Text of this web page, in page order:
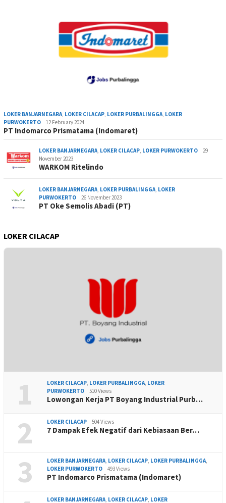
LOKER BANJARNEGARA, LOKER CILACAP, LOKER PURBALINGGA, LOKER
PURWOKERTO
12 February 2024
PT Indomarco Prismatama (Indomaret)
LOKER BANJARNEGARA, LOKER CILACAP, LOKER PURWOKERTO
29
November 2023
WARKOM Ritelindo
LOKER BANJARNEGARA, LOKER PURBALINGGA, LOKER
PURWOKERTO
26 November 2023
PT Oke Semolis Abadi (PT)
LOKER CILACAP
1 LOKER CILACAP, LOKER PURBALINGGA, LOKER
PURWOKERTO
510 Views
Lowongan Kerja PT Boyang Industrial Purb…
2 LOKER CILACAP 504 Views
7 Dampak Efek Negatif dari Kebiasaan Ber…
3 LOKER BANJARNEGARA, LOKER CILACAP, LOKER PURBALINGGA,
LOKER PURWOKERTO
493 Views
PT Indomarco Prismatama (Indomaret)
LOKER BANJARNEGARA, LOKER CILACAP, LOKER